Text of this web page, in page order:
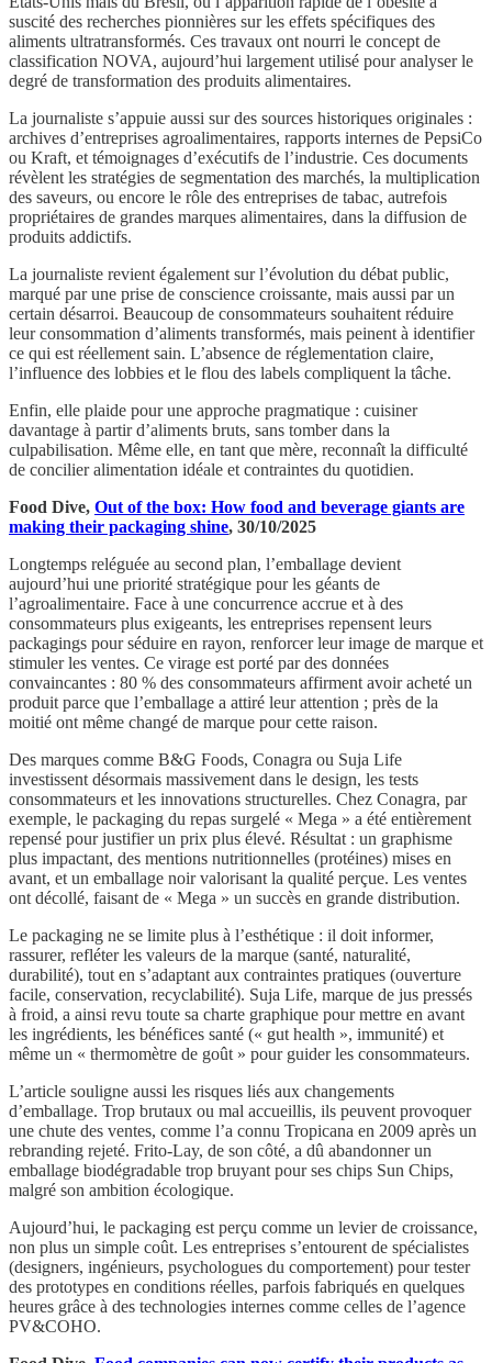
suscité des recherches pionnières sur les effets spécifiques des
aliments ultratransformés. Ces travaux ont nourri le concept de
classification NOVA, aujourd’hui largement utilisé pour analyser le
degré de transformation des produits alimentaires.
La journaliste s’appuie aussi sur des sources historiques originales :
archives d’entreprises agroalimentaires, rapports internes de PepsiCo
ou Kraft, et témoignages d’exécutifs de l’industrie. Ces documents
révèlent les stratégies de segmentation des marchés, la multiplication
des saveurs, ou encore le rôle des entreprises de tabac, autrefois
propriétaires de grandes marques alimentaires, dans la diffusion de
produits addictifs.
La journaliste revient également sur l’évolution du débat public,
marqué par une prise de conscience croissante, mais aussi par un
certain désarroi. Beaucoup de consommateurs souhaitent réduire
leur consommation d’aliments transformés, mais peinent à identifier
ce qui est réellement sain. L’absence de réglementation claire,
l’influence des lobbies et le flou des labels compliquent la tâche.
Enfin, elle plaide pour une approche pragmatique : cuisiner
davantage à partir d’aliments bruts, sans tomber dans la
culpabilisation. Même elle, en tant que mère, reconnaît la difficulté
de concilier alimentation idéale et contraintes du quotidien.
Food Dive, Out of the box: How food and beverage giants are
making their packaging shine, 30/10/2025
Longtemps reléguée au second plan, l’emballage devient
aujourd’hui une priorité stratégique pour les géants de
l’agroalimentaire. Face à une concurrence accrue et à des
consommateurs plus exigeants, les entreprises repensent leurs
packagings pour séduire en rayon, renforcer leur image de marque et
stimuler les ventes. Ce virage est porté par des données
convaincantes : 80 % des consommateurs affirment avoir acheté un
produit parce que l’emballage a attiré leur attention ; près de la
moitié ont même changé de marque pour cette raison.
Des marques comme B&G Foods, Conagra ou Suja Life
investissent désormais massivement dans le design, les tests
consommateurs et les innovations structurelles. Chez Conagra, par
exemple, le packaging du repas surgelé « Mega » a été entièrement
repensé pour justifier un prix plus élevé. Résultat : un graphisme
plus impactant, des mentions nutritionnelles (protéines) mises en
avant, et un emballage noir valorisant la qualité perçue. Les ventes
ont décollé, faisant de « Mega » un succès en grande distribution.
Le packaging ne se limite plus à l’esthétique : il doit informer,
rassurer, refléter les valeurs de la marque (santé, naturalité,
durabilité), tout en s’adaptant aux contraintes pratiques (ouverture
facile, conservation, recyclabilité). Suja Life, marque de jus pressés
à froid, a ainsi revu toute sa charte graphique pour mettre en avant
les ingrédients, les bénéfices santé (« gut health », immunité) et
même un « thermomètre de goût » pour guider les consommateurs.
L’article souligne aussi les risques liés aux changements
d’emballage. Trop brutaux ou mal accueillis, ils peuvent provoquer
une chute des ventes, comme l’a connu Tropicana en 2009 après un
rebranding rejeté. Frito-Lay, de son côté, a dû abandonner un
emballage biodégradable trop bruyant pour ses chips Sun Chips,
malgré son ambition écologique.
Aujourd’hui, le packaging est perçu comme un levier de croissance,
non plus un simple coût. Les entreprises s’entourent de spécialistes
(designers, ingénieurs, psychologues du comportement) pour tester
des prototypes en conditions réelles, parfois fabriqués en quelques
heures grâce à des technologies internes comme celles de l’agence
PV&COHO.